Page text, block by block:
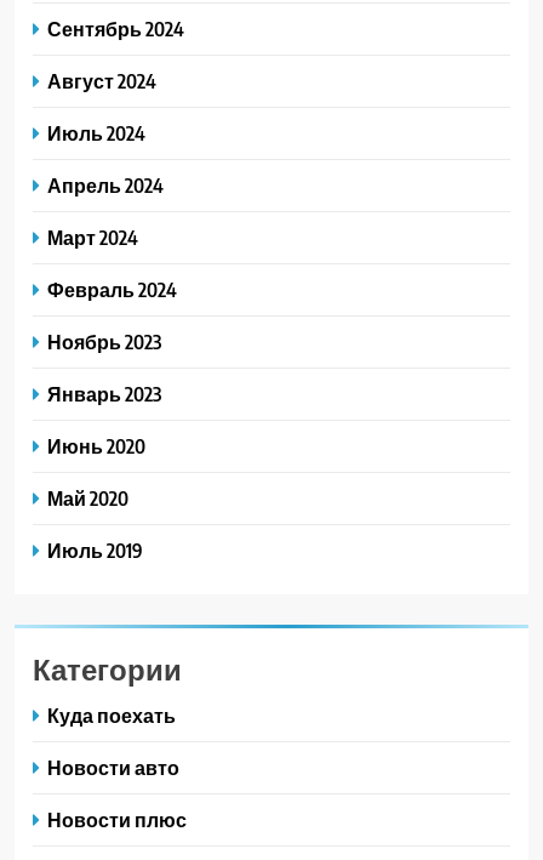
Сентябрь 2024
Август 2024
Июль 2024
Апрель 2024
Март 2024
Февраль 2024
Ноябрь 2023
Январь 2023
Июнь 2020
Май 2020
Июль 2019
Категории
Куда поехать
Новости авто
Новости плюс